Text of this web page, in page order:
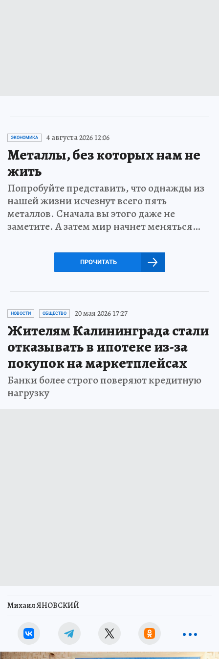
ЭКОНОМИКА 4 августа 2026 12:06
Металлы, без которых нам не
жить
Попробуйте представить, что однажды из
нашей жизни исчезнут всего пять
металлов. Сначала вы этого даже не
заметите. А затем мир начнет меняться…
ПРОЧИТАТЬ
НОВОСТИ ОБЩЕСТВО 20 мая 2026 17:27
Жителям Калининграда стали
отказывать в ипотеке из-за
покупок на маркетплейсах
Банки более строго поверяют кредитную
нагрузку
Михаил ЯНОВСКИЙ